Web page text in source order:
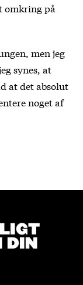
omkring på
men jeg
synes, at
at det absolut
noget af
DIN